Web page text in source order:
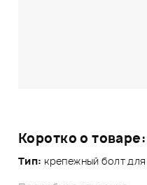
Коротко о товаре:
Тип: крепежный болт